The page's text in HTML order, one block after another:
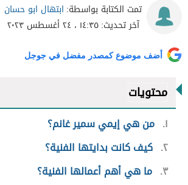
تمت الكتابة بواسطة: ابتهال ابو حسان
آخر تحديث:١٤:٣٥ ، ٢٤ أغسطس ٢٠٢٣
أضف موضوع كمصدر مفضل في جوجل
محتويات
١ من هي إيمي سمير غانم؟
٢ كيف كانت بدايتها الفنية؟
٣ ما هي أهم أعمالها الفنية؟